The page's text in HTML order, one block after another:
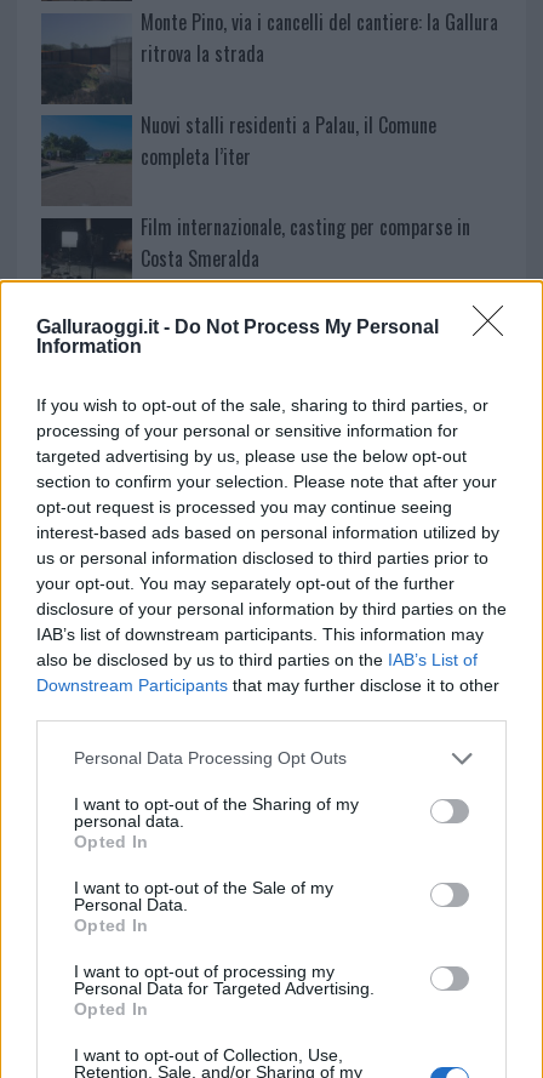
Galluraoggi.it - Do Not Process My Personal
Information
If you wish to opt-out of the sale, sharing to third parties, or
processing of your personal or sensitive information for
targeted advertising by us, please use the below opt-out
section to confirm your selection. Please note that after your
opt-out request is processed you may continue seeing
interest-based ads based on personal information utilized by
us or personal information disclosed to third parties prior to
your opt-out. You may separately opt-out of the further
disclosure of your personal information by third parties on the
IAB’s list of downstream participants. This information may
also be disclosed by us to third parties on the IAB’s List of
Downstream Participants that may further disclose it to other
Please note that this website/app uses one or more Google
not limited to your visit or usage behaviour. You may click to
grant or deny consent to Google and its third-party tags to
use your data for below specified purposes in below Google
consent section.
Personal Data Processing Opt Outs
I want to opt-out of the Sharing of my
personal data.
Opted In
I want to opt-out of the Sale of my
Personal Data.
Opted In
I want to opt-out of processing my
Personal Data for Targeted Advertising.
Opted In
I want to opt-out of Collection, Use,
Retention, Sale, and/or Sharing of my
Monte Pino, via i cancelli del cantiere: la Gallura
ritrova la strada
Nuovi stalli residenti a Palau, il Comune
completa l’iter
Film internazionale, casting per comparse in
Costa Smeralda
Porto Rotondo ospita la grande sfida della vela
nell’estate 2026
Controlli all’aeroporto di Olbia, sequestrati
caviale e sabbia rubata
Migliori cliniche di estetica medicale avanzata
in Europa: classifica dei 5 centri di riferimento
pe…
NECROLOGIE
Paolo Pinna